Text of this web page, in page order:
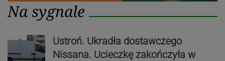
Na sygnale
Ustroń. Ukradła dostawczego
Nissana. Ucieczkę zakończyła w